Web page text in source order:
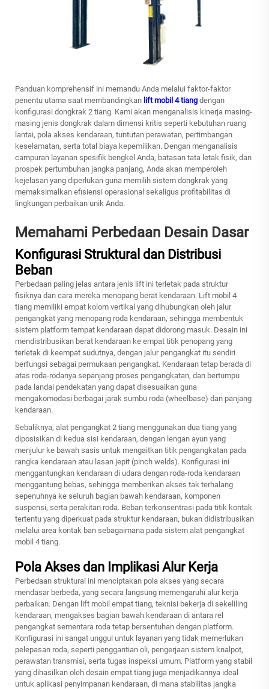
Panduan komprehensif ini memandu Anda melalui faktor-faktor
penentu utama saat membandingkan lift mobil 4 tiang dengan
konfigurasi dongkrak 2 tiang. Kami akan menganalisis kinerja masing-
masing jenis dongkrak dalam dimensi kritis seperti kebutuhan ruang
lantai, pola akses kendaraan, tuntutan perawatan, pertimbangan
keselamatan, serta total biaya kepemilikan. Dengan menganalisis
campuran layanan spesifik bengkel Anda, batasan tata letak fisik, dan
prospek pertumbuhan jangka panjang, Anda akan memperoleh
kejelasan yang diperlukan guna memilih sistem dongkrak yang
memaksimalkan efisiensi operasional sekaligus profitabilitas di
lingkungan perbaikan unik Anda.
Memahami Perbedaan Desain Dasar
Konfigurasi Struktural dan Distribusi
Beban
Perbedaan paling jelas antara jenis lift ini terletak pada struktur
fisiknya dan cara mereka menopang berat kendaraan. Lift mobil 4
tiang memiliki empat kolom vertikal yang dihubungkan oleh jalur
pengangkat yang menopang roda kendaraan, sehingga membentuk
sistem platform tempat kendaraan dapat didorong masuk. Desain ini
mendistribusikan berat kendaraan ke empat titik penopang yang
terletak di keempat sudutnya, dengan jalur pengangkat itu sendiri
berfungsi sebagai permukaan pengangkat. Kendaraan tetap berada di
atas roda-rodanya sepanjang proses pengangkatan, dan bertumpu
pada landai pendekatan yang dapat disesuaikan guna
mengakomodasi berbagai jarak sumbu roda (wheelbase) dan panjang
kendaraan.
Sebaliknya, alat pengangkat 2 tiang menggunakan dua tiang yang
diposisikan di kedua sisi kendaraan, dengan lengan ayun yang
menjulur ke bawah sasis untuk mengaitkan titik pengangkatan pada
rangka kendaraan atau lasan jepit (pinch welds). Konfigurasi ini
menggantungkan kendaraan di udara dengan roda-roda kendaraan
menggantung bebas, sehingga memberikan akses tak terhalang
sepenuhnya ke seluruh bagian bawah kendaraan, komponen
suspensi, serta perakitan roda. Beban terkonsentrasi pada titik kontak
tertentu yang diperkuat pada struktur kendaraan, bukan didistribusikan
melalui area kontak ban sebagaimana pada sistem alat pengangkat
mobil 4 tiang.
Pola Akses dan Implikasi Alur Kerja
Perbedaan struktural ini menciptakan pola akses yang secara
mendasar berbeda, yang secara langsung memengaruhi alur kerja
perbaikan. Dengan lift mobil empat tiang, teknisi bekerja di sekeliling
kendaraan, mengakses bagian bawah kendaraan di antara rel
pengangkat sementara roda tetap bersentuhan dengan platform.
Konfigurasi ini sangat unggul untuk layanan yang tidak memerlukan
pelepasan roda, seperti penggantian oli, pengerjaan sistem knalpot,
perawatan transmisi, serta tugas inspeksi umum. Platform yang stabil
yang dihasilkan oleh desain empat tiang juga menjadikannya ideal
untuk aplikasi penyimpanan kendaraan, di mana stabilitas jangka